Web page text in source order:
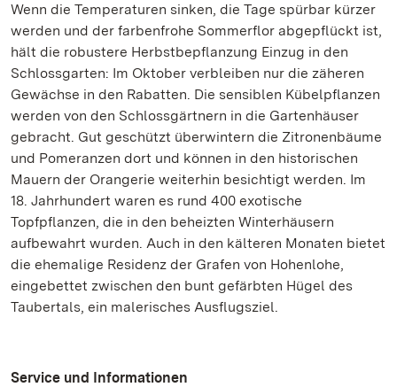
Wenn die Temperaturen sinken, die Tage spürbar kürzer
werden und der farbenfrohe Sommerflor abgepflückt ist,
hält die robustere Herbstbepflanzung Einzug in den
Schlossgarten: Im Oktober verbleiben nur die zäheren
Gewächse in den Rabatten. Die sensiblen Kübelpflanzen
werden von den Schlossgärtnern in die Gartenhäuser
gebracht. Gut geschützt überwintern die Zitronenbäume
und Pomeranzen dort und können in den historischen
Mauern der Orangerie weiterhin besichtigt werden. Im
18. Jahrhundert waren es rund 400 exotische
Topfpflanzen, die in den beheizten Winterhäusern
aufbewahrt wurden. Auch in den kälteren Monaten bietet
die ehemalige Residenz der Grafen von Hohenlohe,
eingebettet zwischen den bunt gefärbten Hügel des
Taubertals, ein malerisches Ausflugsziel.
Service und Informationen